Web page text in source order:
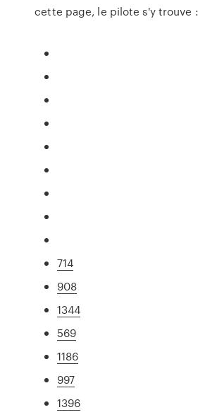
cette page, le pilote s'y trouve :
714
908
1344
569
1186
997
1396